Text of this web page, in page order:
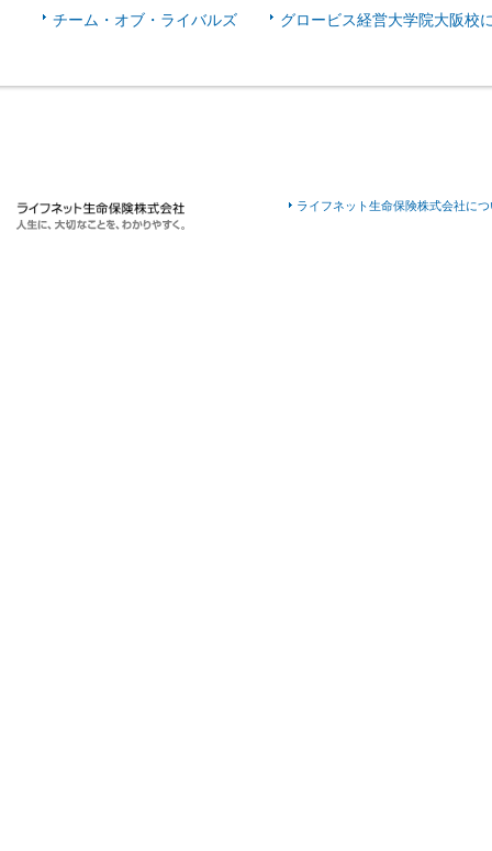
チーム・オブ・ライバルズ グロービス経営大学院大阪校
ライフネット生命保険株式会社に